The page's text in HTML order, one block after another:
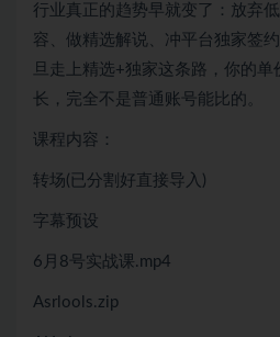
行业真正的趋势早就变了：放弃
容、做精选解说、冲平台独家签
旦走上精选+独家这条路，你的
长，完全不是普通账号能比的。
课程内容：
转场(已分割好直接导入)
字幕预设
6月8号实战课.mp4
Asrlools.zip